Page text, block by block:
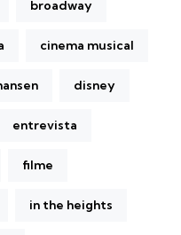
broadway
cinema musical
disney
entrevista
filme
in the heights